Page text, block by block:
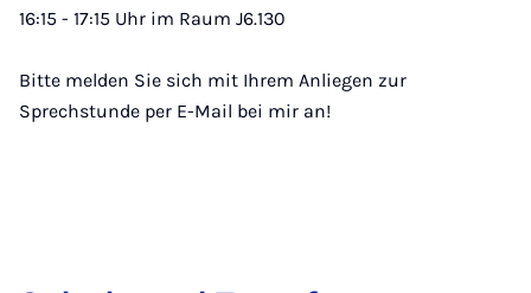
16:15 - 17:15 Uhr im Raum J6.130
Bitte melden Sie sich mit Ihrem Anliegen zur
Sprechstunde per E-Mail bei mir an!